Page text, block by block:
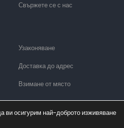
Свържете се с нас
Узаконяване
Доставка до адрес
Взимане от място
Всички права запазени.
ви осигурим най-доброто изживяване